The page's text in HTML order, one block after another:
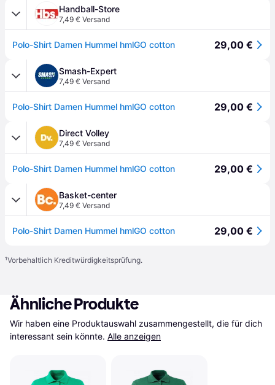
Handball-Store
7,49 € Versand
Polo-Shirt Damen Hummel hmlGO cotton 29,00 €
Smash-Expert
7,49 € Versand
Polo-Shirt Damen Hummel hmlGO cotton 29,00 €
Direct Volley
7,49 € Versand
Polo-Shirt Damen Hummel hmlGO cotton 29,00 €
Basket-center
7,49 € Versand
Polo-Shirt Damen Hummel hmlGO cotton 29,00 €
¹Vorbehaltlich Kreditwürdigkeitsprüfung.
Ähnliche Produkte
Wir haben eine Produktauswahl zusammengestellt, die für dich
interessant sein könnte. Alle anzeigen